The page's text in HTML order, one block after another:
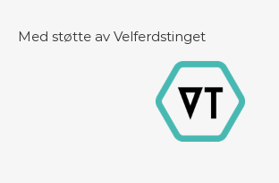
Med støtte av Velferdstinget